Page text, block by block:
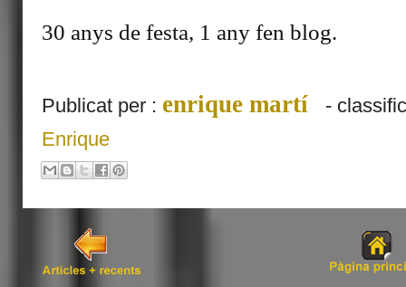
30 anys de festa, 1 any fen blog.
Publicat per : enrique martí
-
Enrique